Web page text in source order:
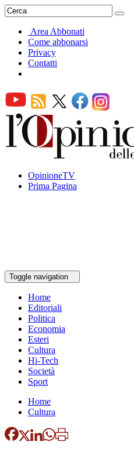
Area Abbonati
Come abbonarsi
Privacy
Contatti
OpinioneTV
Prima Pagina
Toggle navigation
Home
Editoriali
Politica
Economia
Esteri
Cultura
Hi-Tech
Società
Sport
Home
Cultura